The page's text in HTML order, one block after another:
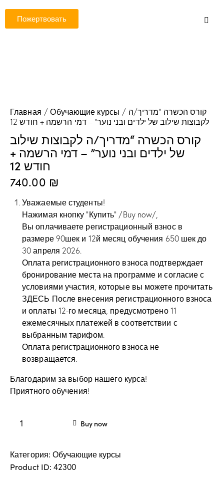
Пожертвовать
Главная Обучающие курсы
קורס הכשרה “מדריך/ה
לקבוצות שילוב של ילדים ובני נוער” – דמי הרשמה + חודש 12
קורס הכשרה “מדריך/ה לקבוצות שילוב
של ילדים ובני נוער” – דמי הרשמה +
חודש 12
740.00 ₪
Уважаемые студенты!
Нажимая кнопку “Купить” /Buy now/,
Вы оплачиваете регистрационный взнос в
размере 90шек и 12й месяц обучения 650 шек до
30 апреля 2026.
Оплата регистрационного взноса подтверждает
бронирование места на программе и согласие с
условиями участия, которые вы можете прочитать
ЗДЕСЬ После внесения регистрационного взноса
и оплаты 12-го месяца, предусмотрено 11
ежемесячных платежей в соответствии с
выбранным тарифом.
Оплата регистрационного взноса не
возвращается.
Благодарим за выбор нашего курса!
Приятного обучения!
Buy now
Категория:Обучающие курсы
Product ID:42300